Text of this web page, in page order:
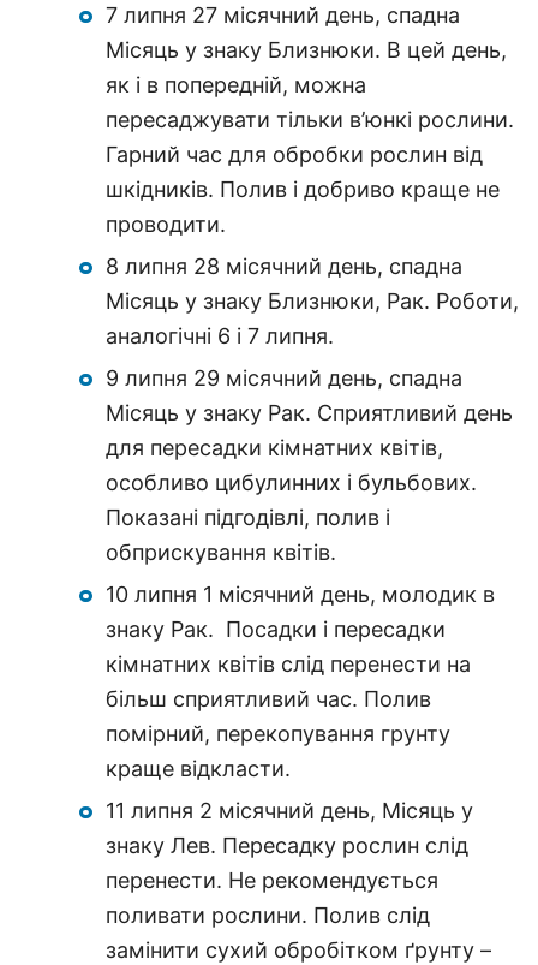
7 липня 27 місячний день, спадна
Місяць у знаку Близнюки. В цей день,
як і в попередній, можна
пересаджувати тільки в’юнкі рослини.
Гарний час для обробки рослин від
шкідників. Полив і добриво краще не
проводити.
8 липня 28 місячний день, спадна
Місяць у знаку Близнюки, Рак. Роботи,
аналогічні 6 і 7 липня.
9 липня 29 місячний день, спадна
Місяць у знаку Рак. Сприятливий день
для пересадки кімнатних квітів,
особливо цибулинних і бульбових.
Показані підгодівлі, полив і
обприскування квітів.
10 липня 1 місячний день, молодик в
знаку Рак. Посадки і пересадки
кімнатних квітів слід перенести на
більш сприятливий час. Полив
помірний, перекопування грунту
краще відкласти.
11 липня 2 місячний день, Місяць у
знаку Лев. Пересадку рослин слід
перенести. Не рекомендується
поливати рослини. Полив слід
замінити сухий обробітком ґрунту –